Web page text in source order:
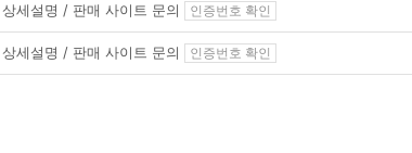
상세설명 / 판매 사이트 문의 인증번호 확인
상세설명 / 판매 사이트 문의 인증번호 확인